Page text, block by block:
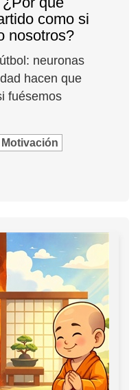
como si
nosotros?
neuronas
hacen que
fuésemos
Motivación